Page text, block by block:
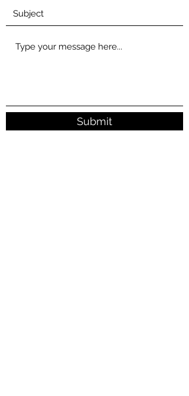
Submit